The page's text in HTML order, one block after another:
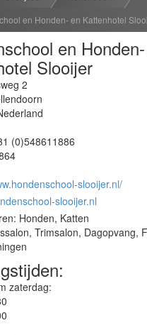
en Honden- en Kattenhotel
en
Slooijer
2
(0)548611886
slooijer.nl/
slooijer.nl
Honden, Katten
Trimsalon, Dagopvang,
zaterdag: